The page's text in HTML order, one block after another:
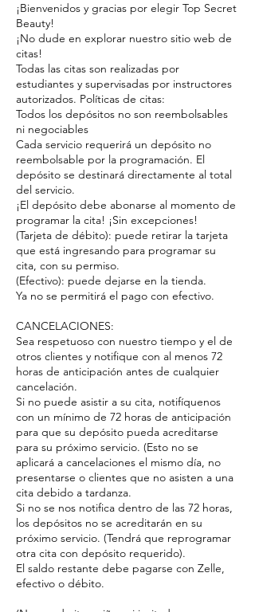
¡Bienvenidos y gracias por elegir Top Secret
Beauty!
¡No dude en explorar nuestro sitio web de
citas!
Todas las citas son realizadas por
estudiantes y supervisadas por instructores
autorizados. Políticas de citas:
Todos los depósitos no son reembolsables
ni negociables
Cada servicio requerirá un depósito no
reembolsable por la programación. El
depósito se destinará directamente al total
del servicio.
¡El depósito debe abonarse al momento de
programar la cita! ¡Sin excepciones!
(Tarjeta de débito): puede retirar la tarjeta
que está ingresando para programar su
cita, con su permiso.
(Efectivo): puede dejarse en la tienda.
Ya no se permitirá el pago con efectivo.
CANCELACIONES:
Sea respetuoso con nuestro tiempo y el de
otros clientes y notifique con al menos 72
horas de anticipación antes de cualquier
cancelación.
Si no puede asistir a su cita, notifíquenos
con un mínimo de 72 horas de anticipación
para que su depósito pueda acreditarse
para su próximo servicio. (Esto no se
aplicará a cancelaciones el mismo día, no
presentarse o clientes que no asisten a una
cita debido a tardanza.
Si no se nos notifica dentro de las 72 horas,
los depósitos no se acreditarán en su
próximo servicio. (Tendrá que reprogramar
otra cita con depósito requerido).
El saldo restante debe pagarse con Zelle,
efectivo o débito.